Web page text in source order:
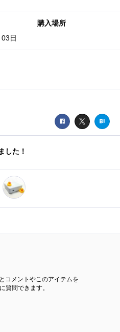
日
購入場所
した！
コメントやこのアイテムを
質問できます。